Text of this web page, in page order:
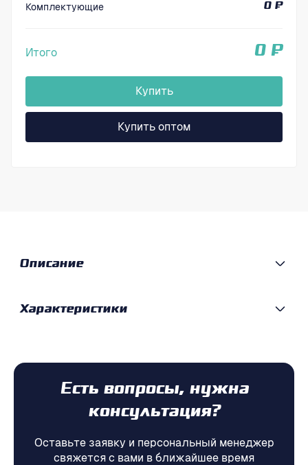
Комплектующие
0 ₽
Итого 0 ₽
Купить
Купить оптом
Описание
Характеристики
Есть вопросы, нужна
консультация?
Оставьте заявку и персональный менеджер
свяжется с вами в ближайшее время